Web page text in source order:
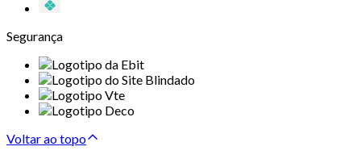
Segurança
Voltar ao topo